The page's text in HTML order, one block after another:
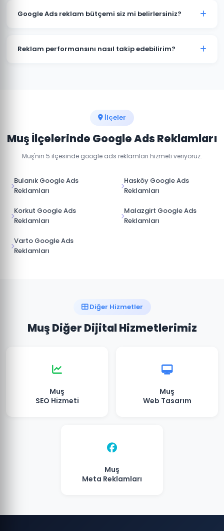
tıklamaları ve dönüşümleri genellikle kampanya
Google Ads reklam bütçemi siz mi belirlersiniz?
bütçe önerisi sunuyoruz. Son karar her zaman sizindir.
Reklam performansını nasıl takip edebilirim?
İlçeler
Muş İlçelerinde Google Ads Reklamları
Muş'nın 5 ilçesinde google ads reklamları hizmeti veriyoruz.
Bulanık Google Ads
Reklamları
Hasköy Google Ads
Reklamları
Korkut Google Ads
Reklamları
Malazgirt Google Ads
Reklamları
Varto Google Ads
Reklamları
Diğer Hizmetler
Muş Diğer Dijital Hizmetlerimiz
Muş
SEO Hizmeti
Muş
Web Tasarım
Muş
Meta Reklamları